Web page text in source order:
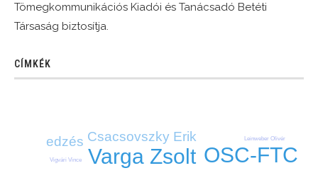
Tömegkommunikációs Kiadói és Tanácsadó Betéti
Társaság biztosítja.
CÍMKÉK
OSC-FTC
Varga Zsolt
Csacsovszky Erik
edzés Leinweber Olivér
Vigvári Vince